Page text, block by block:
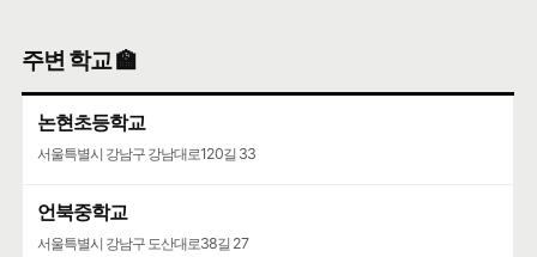
주변 학교 🏫
논현초등학교
서울특별시 강남구 강남대로120길 33
언북중학교
서울특별시 강남구 도산대로38길 27